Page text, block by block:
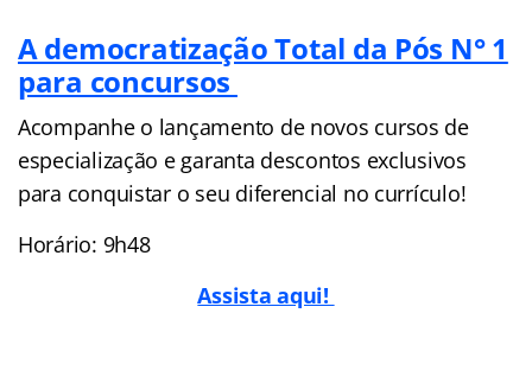
A democratização Total da Pós N° 1
para concursos
Acompanhe o lançamento de novos cursos de
especialização e garanta descontos exclusivos
para conquistar o seu diferencial no currículo!
Horário: 9h48
Assista aqui!